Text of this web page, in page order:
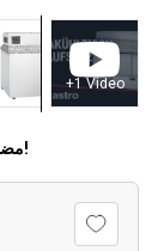
+1 Video
مضمون: اطلب قبل الساعة 12 ظهرًا للشحن الفوري!